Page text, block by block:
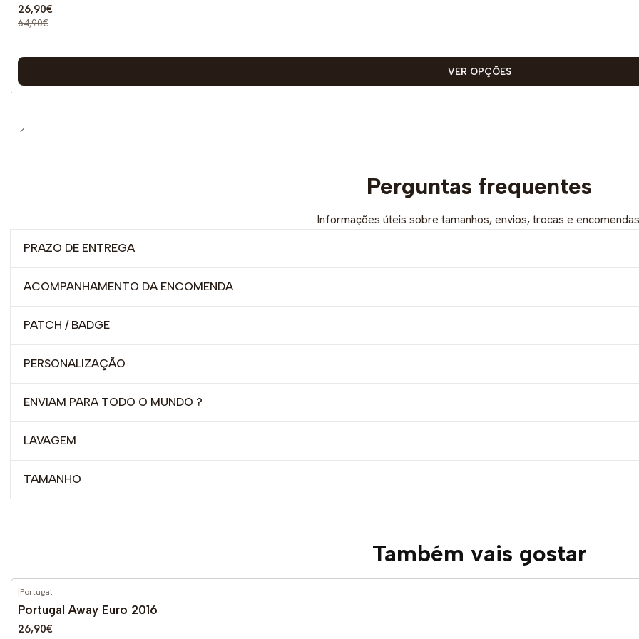
26,90€
64,90€
VER OPÇÕES
Perguntas frequentes
Informações úteis sobre tamanhos, envios, trocas e
PRAZO DE ENTREGA
ACOMPANHAMENTO DA ENCOMENDA
PATCH / BADGE
PERSONALIZAÇÃO
ENVIAM PARA TODO O MUNDO ?
LAVAGEM
TAMANHO
Também vais gostar
-59% DESCONTO
|Portugal
Portugal Away Euro 2016
26,90€